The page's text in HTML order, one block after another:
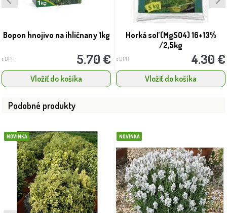
Bopon hnojivo na ihličnany 1kg
s DPH 5.70 €
Vložiť do košíka
Horká soľ (MgSO4) 16+13%
/2,5kg
s DPH 4.30 €
Vložiť do košíka
Podobné produkty
NOVINKA NOVINKA